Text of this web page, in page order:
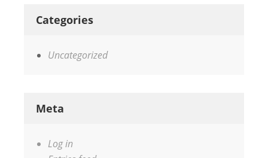
Categories
Uncategorized
Meta
Log in